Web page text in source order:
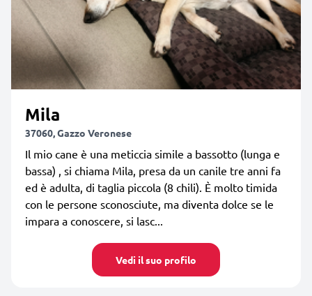
Mila
37060, Gazzo Veronese
Il mio cane è una meticcia simile a bassotto (lunga e
bassa) , si chiama Mila, presa da un canile tre anni fa
ed è adulta, di taglia piccola (8 chili). È molto timida
con le persone sconosciute, ma diventa dolce se le
impara a conoscere, si lasc...
Vedi il suo profilo